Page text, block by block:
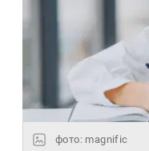
фото: magnific